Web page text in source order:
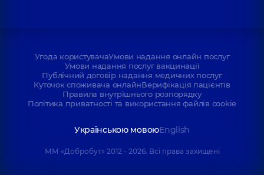
Угода користувачаУмови надання онлайн послуг
Умови надання послуг вакцинації
Публічний договір надання медичних послуг
Куточок споживача онлайнВерифікація пацієнтів
Правила внутрішнього розпорядку
Політика приватності та використання файлів cookie
Українською мовоюEnglish
ММ «Добробут» 2012 - 2026. Всі права захищені